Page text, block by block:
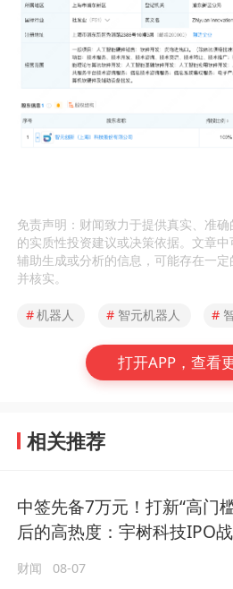
免责声明：财闻致力于提供真实、准
的实质性投资建议或决策依据。文章
辅助生成或分析的信息，可能存在一
并核实。
#机器人 # 智元机器人 #
打开APP，查看
相关推荐
中签先备7万元！打新“高门
后的高热度：宇树科技IPO
财闻 08-07